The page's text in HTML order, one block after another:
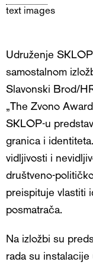
text images
Udruženje
samostalnom
Slavonski Brod/
„The Zvono
SKLOP-u
granica i
vidljivosti i
društveno-
preispituje vlastiti
posmatrača.
Na izložbi su
rada su